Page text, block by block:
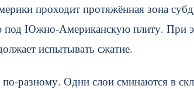
проходит протяжённая зона
под Южно-Американскую плиту. При
испытывать сжатие.
разному. Одни слои сминаются в